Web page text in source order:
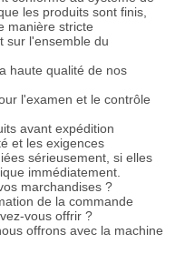
les produits sont finis,
manière stricte
sur l'ensemble du
haute qualité de nos
l'examen et le contrôle
avant expédition
et les exigences
sérieusement, si elles
immédiatement.
marchandises ?
de la commande
vous offrir ?
offrons avec la machine